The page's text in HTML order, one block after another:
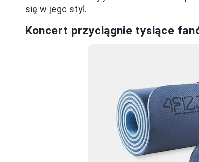
się w jego styl.
Koncert przyciągnie tysiące